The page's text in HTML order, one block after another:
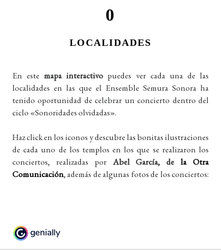
0
LOCALIDADES
En estemapa interactivo puedes ver cada una de las
localidades en las que el Ensemble Semura Sonora ha
tenido oportunidad de celebrar un concierto dentro del
ciclo «Sonoridades olvidadas».
Haz click en los iconos y descubre las bonitas ilustraciones
de cada uno de los templos en los que se realizaron los
conciertos, realizadas por Abel García, dela Otra
Comunicación, además de algunas fotos de los conciertos: